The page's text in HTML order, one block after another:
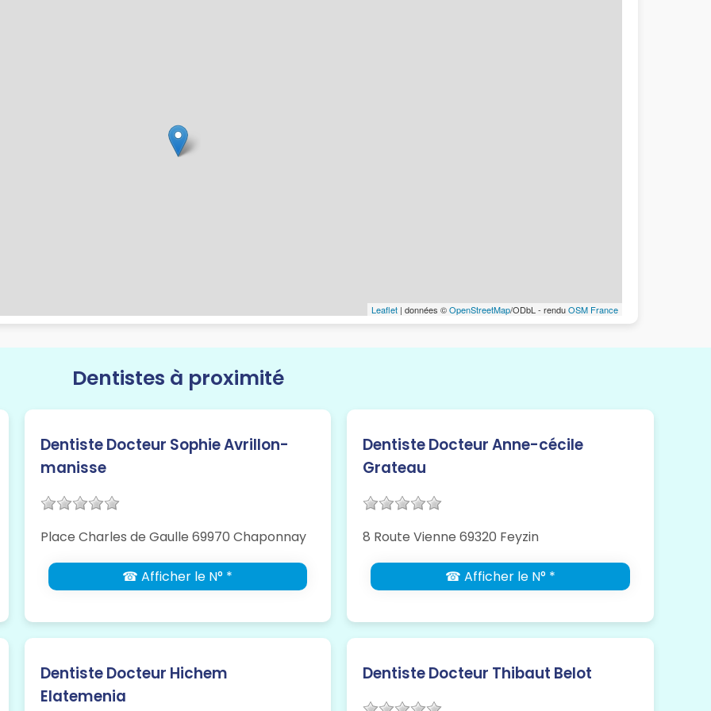
Leaflet | données ©OpenStreetMap/ODbL - renduOSM France
Dentistes à proximité
Dentiste Docteur Sophie Avrillon-
manisse
Place Charles de Gaulle 69970 Chaponnay
☎ Afficher le N° *
Dentiste Docteur Anne-cécile
Grateau
8 Route Vienne 69320 Feyzin
☎ Afficher le N° *
Dentiste Docteur Hichem
Elatemenia
Dentiste Docteur Thibaut Belot